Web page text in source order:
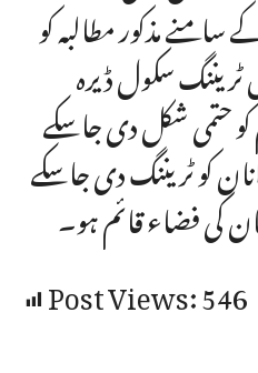
سامنے مذکور مطالبہ کو
ٹریننگ سکول ڈیرہ
حتمی شکل دی جاسکے
کو ٹریننگ دی جاسکے
کی فضاء قائم ہو۔
Post Views:546